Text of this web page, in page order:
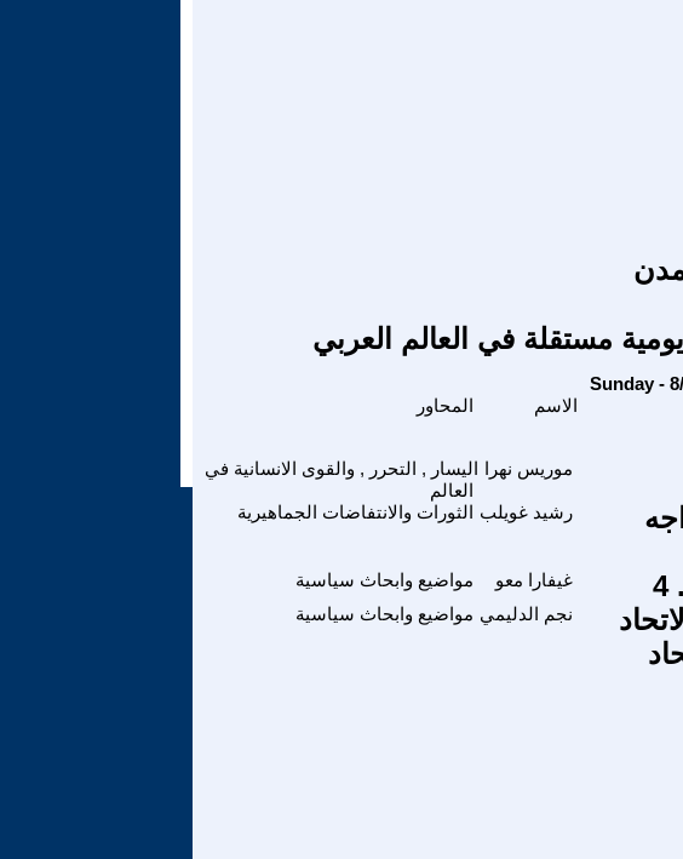
مستقلة في العالم العربي
الاسم
اليسار , التحرر , والقوى الانسانية في
العالم
موريس نهرا
الثورات والانتفاضات الجماهيرية رشيد غويلب
مواضيع وابحاث سياسية غيفارا معو
مواضيع وابحاث سياسية نجم الدليمي
الاتحاد